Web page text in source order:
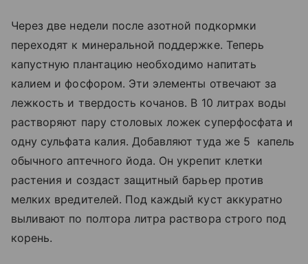
Через две недели после азотной подкормки
переходят к минеральной поддержке. Теперь
капустную плантацию необходимо напитать
калием и фосфором. Эти элементы отвечают за
лежкость и твердость кочанов. В 10 литрах воды
растворяют пару столовых ложек суперфосфата и
одну сульфата калия. Добавляют туда же 5 капель
обычного аптечного йода. Он укрепит клетки
растения и создаст защитный барьер против
мелких вредителей. Под каждый куст аккуратно
выливают по полтора литра раствора строго под
корень.